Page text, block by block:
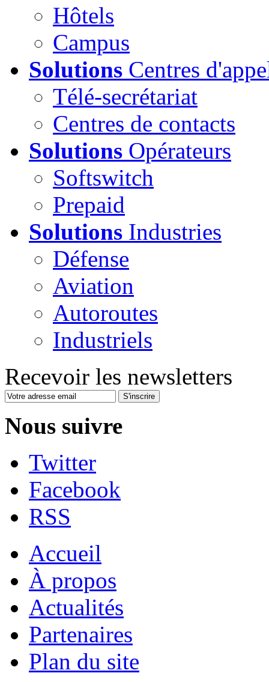
Hôtels
Campus
Solutions Centres
Télé-secrétariat
Centres de contacts
Solutions Opérateurs
Softswitch
Prepaid
Solutions Industries
Défense
Aviation
Autoroutes
Industriels
Recevoir les newsletters
S'inscrire
Nous suivre
Twitter
Facebook
RSS
Accueil
À propos
Actualités
Partenaires
Plan du site